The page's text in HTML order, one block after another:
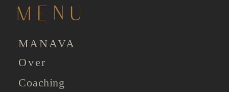
Coaching
Over
MANAVA
MENU